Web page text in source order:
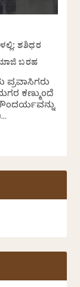
ಶಶಿಧರ
ಬರಹ
ಪ್ರವಾಸಿಗರು
ಕಣ್ಮುಂದೆ